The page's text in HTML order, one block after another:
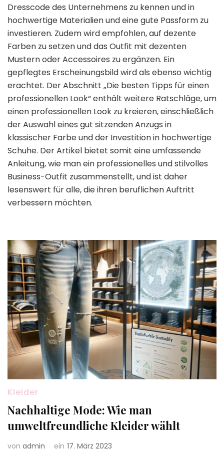
Dresscode des Unternehmens zu kennen und in
hochwertige Materialien und eine gute Passform zu
investieren. Zudem wird empfohlen, auf dezente
Farben zu setzen und das Outfit mit dezenten
Mustern oder Accessoires zu ergänzen. Ein
gepflegtes Erscheinungsbild wird als ebenso wichtig
erachtet. Der Abschnitt „Die besten Tipps für einen
professionellen Look“ enthält weitere Ratschläge, um
einen professionellen Look zu kreieren, einschließlich
der Auswahl eines gut sitzenden Anzugs in
klassischer Farbe und der Investition in hochwertige
Schuhe. Der Artikel bietet somit eine umfassende
Anleitung, wie man ein professionelles und stilvolles
Business-Outfit zusammenstellt, und ist daher
lesenswert für alle, die ihren beruflichen Auftritt
verbessern möchten.
Kleider
Nachhaltige Mode: Wie man
umweltfreundliche Kleider wählt
von admin ein 17. März 2023